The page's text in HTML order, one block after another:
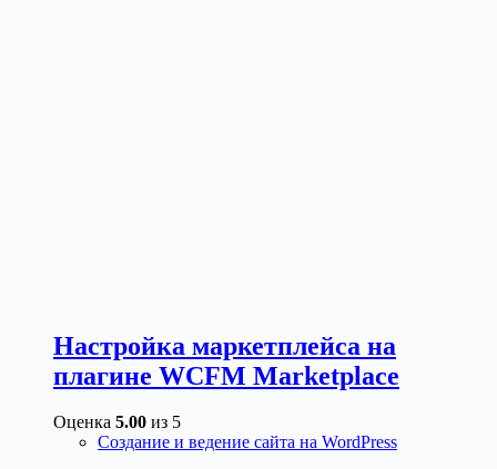
Настройка маркетплейса на
плагине WCFM Marketplace
Оценка 5.00 из 5
Создание и ведение сайта на WordPress